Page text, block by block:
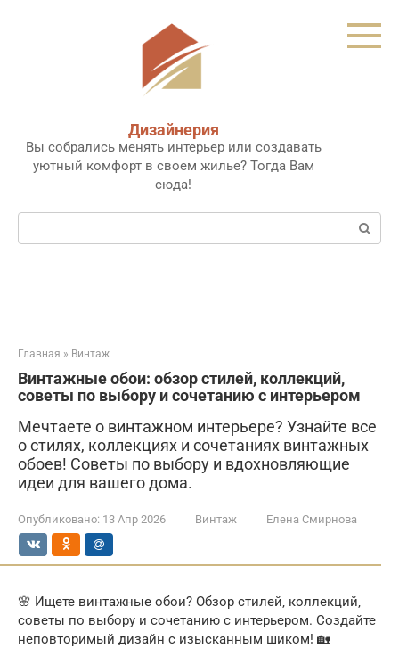
Дизайнерия
Вы собрались менять интерьер или создавать
уютный комфорт в своем жилье? Тогда Вам
сюда!
Поиск:
Главная » Винтаж
Винтажные обои: обзор стилей, коллекций,
советы по выбору и сочетанию с интерьером
Мечтаете о винтажном интерьере? Узнайте все
о стилях, коллекциях и сочетаниях винтажных
обоев! Советы по выбору и вдохновляющие
идеи для вашего дома.
Опубликовано: 13 Апр 2026 Винтаж Елена Смирнова
🌸 Ищете винтажные обои? Обзор стилей‚ коллекций‚
советы по выбору и сочетанию с интерьером. Создайте
неповторимый дизайн с изысканным шиком! 🏡